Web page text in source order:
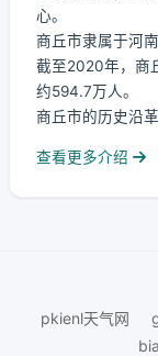
心。
商丘市隶属于河
截至2020年，商
约594.7万人。
商丘市的历史沿
查看更多介绍
pkienl天气网